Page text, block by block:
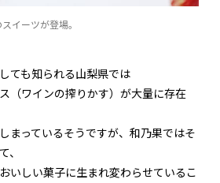
イーツが登場。
ても知られる山梨県では
（ワインの搾りかす）が大量に存在
まっているそうですが、和乃果ではそ
、
いしい菓子に生まれ変わらせているこ